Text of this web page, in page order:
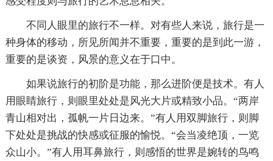
不同人眼里的旅行不一样。对有些人来说，旅行是一
种身体的移动，所见所闻并不重要，重要的是到此一游，
重要的是谈资，风景的意义在于口中。
如果说旅行的初阶是功能，那么进阶便是技术。有人
用眼睛旅行，则眼里处处是风光大片或精致小品。“两岸
青山相对出，孤帆一片日边来。”有人用双脚旅行，则脚
下处处是挑战的快感或征服的愉悦。“会当凌绝顶，一览
众山小。”有人用耳鼻旅行，则感悟的世界是婉转的鸟鸣